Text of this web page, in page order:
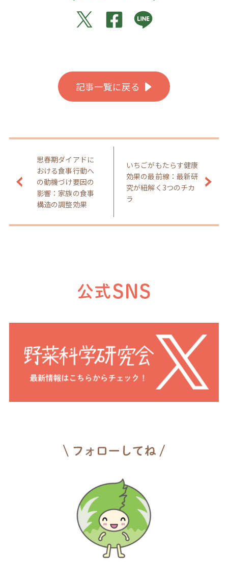
記事一覧に戻る
思春期ダイアドに
おける食事行動へ
の動機づけ要因の
影響：家族の食事
構造の調整効果
いちごがもたらす健康
効果の最前線：最新研
究が紐解く3つのチカ
ラ